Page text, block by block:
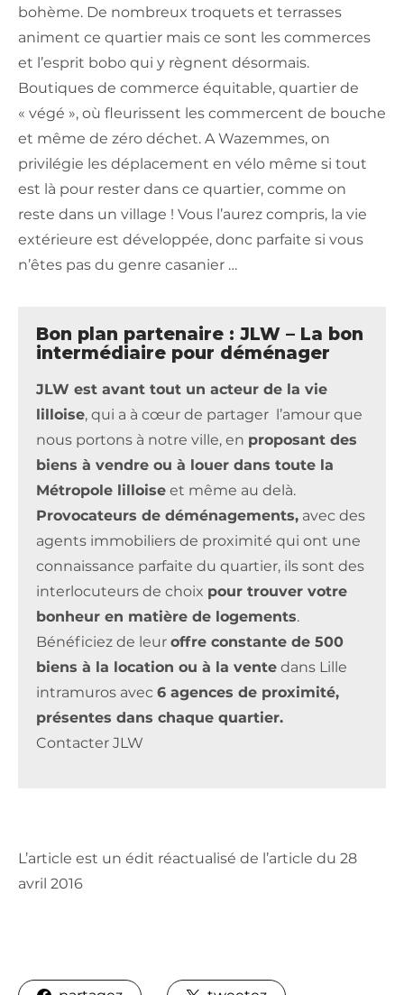
bohème. De nombreux troquets et terrasses
animent ce quartier mais ce sont les commerces
et l’esprit bobo qui y règnent désormais.
Boutiques de commerce équitable, quartier de
« végé », où fleurissent les commercent de bouche
et même de zéro déchet. A Wazemmes, on
privilégie les déplacement en vélo même si tout
est là pour rester dans ce quartier, comme on
reste dans un village ! Vous l’aurez compris, la vie
extérieure est développée, donc parfaite si vous
n’êtes pas du genre casanier …
Bon plan partenaire : JLW – La bon
intermédiaire pour déménager
JLW est avant tout un acteur de la vie
lilloise, qui a à cœur de partager l’amour que
nous portons à notre ville, en proposant des
biens à vendre ou à louer dans toute la
Métropole lilloise et même au delà.
Provocateurs de déménagements, avec des
agents immobiliers de proximité qui ont une
connaissance parfaite du quartier, ils sont des
interlocuteurs de choix pour trouver votre
bonheur en matière de logements.
Bénéficiez de leur offre constante de 500
biens à la location ou à la vente dans Lille
intramuros avec 6 agences de proximité,
présentes dans chaque quartier.
Contacter JLW
L’article est un édit réactualisé de l’article du 28
avril 2016